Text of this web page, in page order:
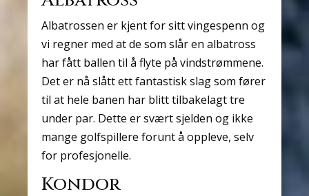
Albatrossen er kjent for sitt vingespenn og
vi regner med at de som slår en albatross
har fått ballen til å flyte på vindstrømmene.
Det er nå slått ett fantastisk slag som fører
til at hele banen har blitt tilbakelagt tre
under par. Dette er svært sjelden og ikke
mange golfspillere forunt å oppleve, selv
for profesjonelle.
Kondor